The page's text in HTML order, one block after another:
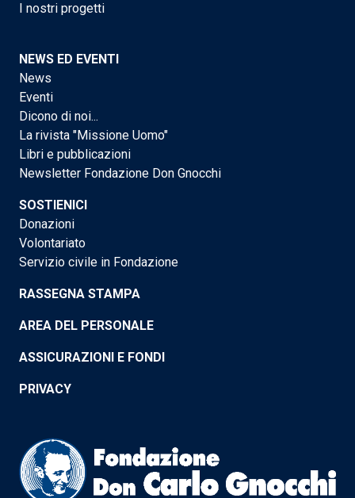
I nostri progetti
NEWS ED EVENTI
News
Eventi
Dicono di noi...
La rivista "Missione Uomo"
Libri e pubblicazioni
Newsletter Fondazione Don Gnocchi
SOSTIENICI
Donazioni
Volontariato
Servizio civile in Fondazione
RASSEGNA STAMPA
AREA DEL PERSONALE
ASSICURAZIONI E FONDI
PRIVACY